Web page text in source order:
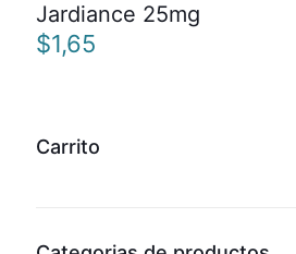
Jardiance 25mg
$1,65
Carrito